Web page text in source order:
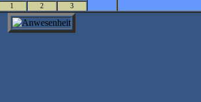
1
2 3